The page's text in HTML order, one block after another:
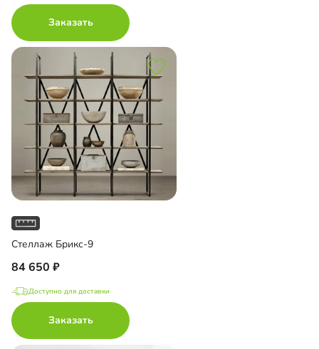
Заказать
Стеллаж Брикс-9
84 650
Доступно для доставки
Заказать